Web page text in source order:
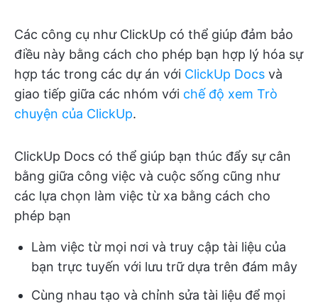
Các công cụ như ClickUp có thể giúp đảm bảo
điều này bằng cách cho phép bạn hợp lý hóa sự
hợp tác trong các dự án với ClickUp Docs và
giao tiếp giữa các nhóm với chế độ xem Trò
chuyện của ClickUp.
ClickUp Docs có thể giúp bạn thúc đẩy sự cân
bằng giữa công việc và cuộc sống cũng như
các lựa chọn làm việc từ xa bằng cách cho
phép bạn
Làm việc từ mọi nơi và truy cập tài liệu của
bạn trực tuyến với lưu trữ dựa trên đám mây
Cùng nhau tạo và chỉnh sửa tài liệu để mọi